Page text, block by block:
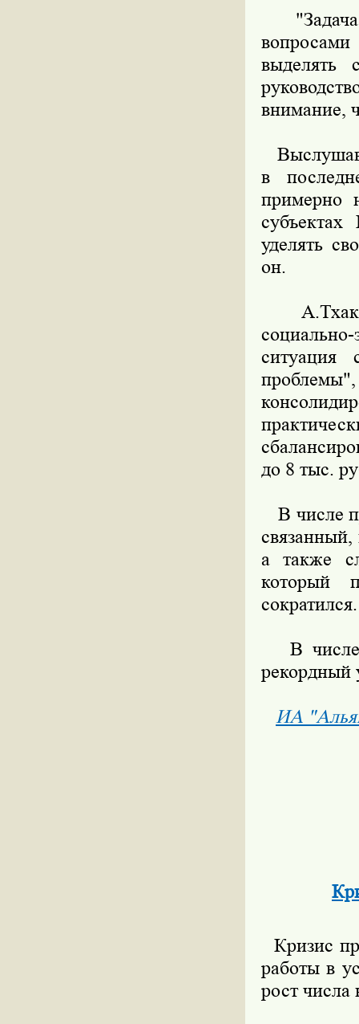
"Задача
выделять
внимание,
в
примерно
уделять
он.
ситуация
проблемы",
до 8 тыс.
В числе
а также
который
сократился.
В числе
рекордный
ИА
Кризис
работы в
рост числа